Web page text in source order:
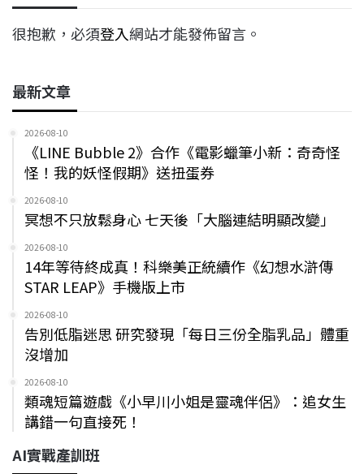
很抱歉，必須登入網站才能發佈留言。
最新文章
2026-08-10
《LINE Bubble 2》合作《電影蠟筆小新：奇奇怪
怪！我的妖怪假期》送扭蛋券
2026-08-10
冥想不只放鬆身心 七天後「大腦連結明顯改變」
2026-08-10
14年等待終成真！科樂美正統續作《幻想水滸傳
STAR LEAP》手機版上市
2026-08-10
告別低脂迷思 研究發現「每日三份全脂乳品」體重
沒增加
2026-08-10
類魂短篇遊戲《小早川小姐是靈魂伴侶》：追女生
講錯一句直接死！
AI實戰產訓班